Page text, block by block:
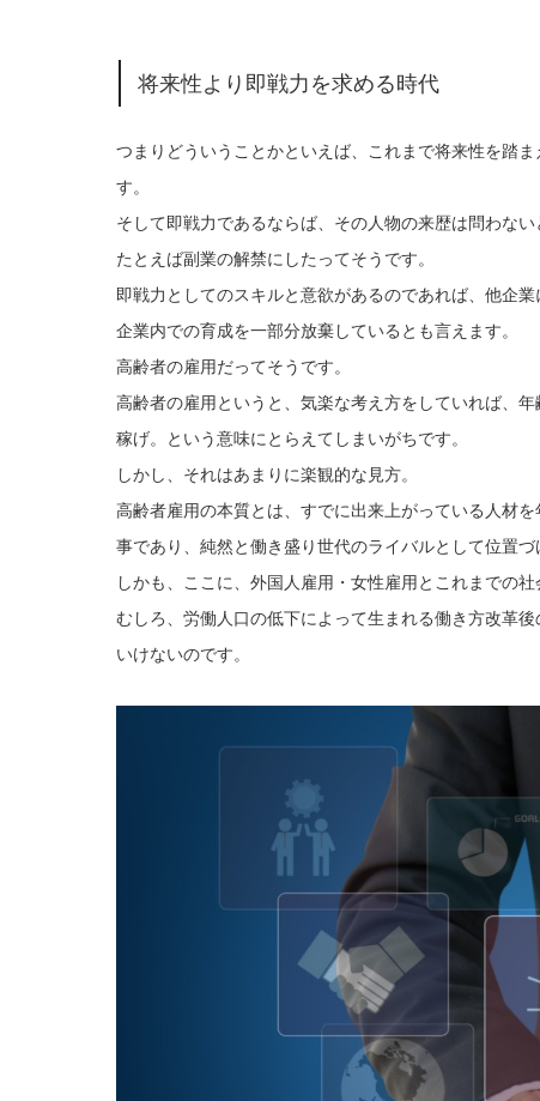
将来性より即戦力を求める時代
つまりどういうことかといえば、これまで将来性を踏
す。
そして即戦力であるならば、その人物の来歴は問わない
たとえば副業の解禁にしたってそうです。
即戦力としてのスキルと意欲があるのであれば、他企
企業内での育成を一部分放棄しているとも言えます。
高齢者の雇用だってそうです。
高齢者の雇用というと、気楽な考え方をしていれば、
稼げ。という意味にとらえてしまいがちです。
しかし、それはあまりに楽観的な見方。
高齢者雇用の本質とは、すでに出来上がっている人材
事であり、純然と働き盛り世代のライバルとして位置づ
しかも、ここに、外国人雇用・女性雇用とこれまでの
むしろ、労働人口の低下によって生まれる働き方改革
いけないのです。